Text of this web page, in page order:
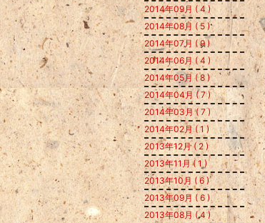
2014年09月 ( 4 )
2014年08月 ( 5 )
2014年07月 ( 9 )
2014年06月 ( 4 )
2014年05月 ( 8 )
2014年04月 ( 7 )
2014年03月 ( 7 )
2014年02月 ( 1 )
2013年12月 ( 2 )
2013年11月 ( 1 )
2013年10月 ( 6 )
2013年09月 ( 6 )
2013年08月 ( 4 )